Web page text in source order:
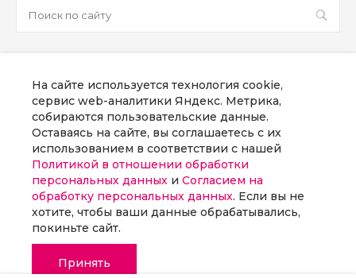
8 800 300 58 70
г. Москва, наб Пресненская, д. 8, стр. 1
Заказать звонок
На сайте используется технология cookie,
сервис web-аналитики Яндекс. Метрика,
собираются пользовательские данные.
Оставаясь на сайте, вы соглашаетесь с их
использованием в соответствии с нашей
Политикой в отношении обработки
персональных данных и Согласием на
обработку персональных данных. Если вы не
хотите, чтобы ваши данные обрабатывались,
покиньте сайт.
Принять